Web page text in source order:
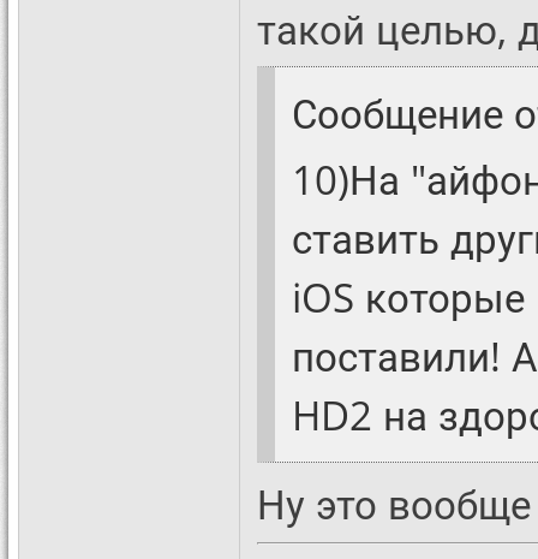
такой целью,
Сообщение
10)На
ставить
iOS
поставили!
HD2 на
Ну это